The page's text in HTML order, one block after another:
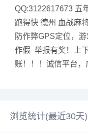
QQ:3122617673 五
跑得快 德州 血战麻
防作弊GPS定位，
作假 举报有奖！上
账！！！诚信平台
浏览统计(最近30天)